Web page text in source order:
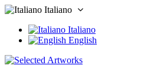
Italiano
Italiano
English